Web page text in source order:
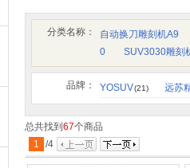
分类名称：
自动换刀雕刻机A9
0
SUV3030雕刻
品牌： YOSUV(21) 远苏
总共找到 67个商品
1
/4